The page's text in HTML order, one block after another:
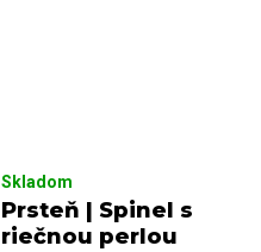
Prsteň | Spinel s
riečnou perlou
Skladom